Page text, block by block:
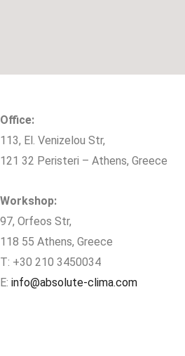
Office:
113, El. Venizelou Str,
121 32 Peristeri – Athens, Greece
Workshop:
97, Orfeos Str,
118 55 Athens, Greece
T: +30 210 3450034
E: info@absolute-clima.com